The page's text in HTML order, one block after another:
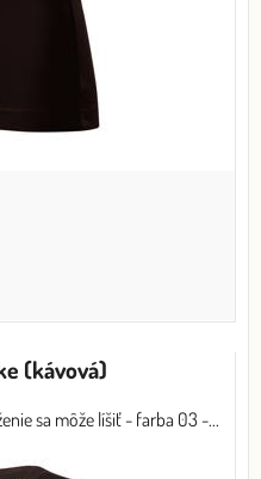
(kávová)
sa môže líšiť - farba 03 -...